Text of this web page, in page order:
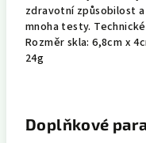
zdravotní způsobilost
mnoha testy.
Rozměr skla: 6,8cm x
24g
Doplňkové